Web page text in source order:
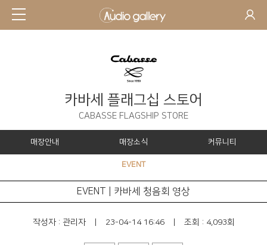
카바세 플래그십 스토어
CABASSE FLAGSHIP STORE
매장안내 매장소식 커뮤니티
EVENT
EVENT | 카바세 청음회 영상
작성자 : 관리자 23-04-14 16:46 조회 : 4,093회